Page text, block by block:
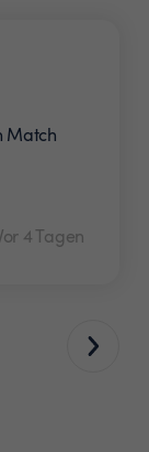
Match
4 Tagen